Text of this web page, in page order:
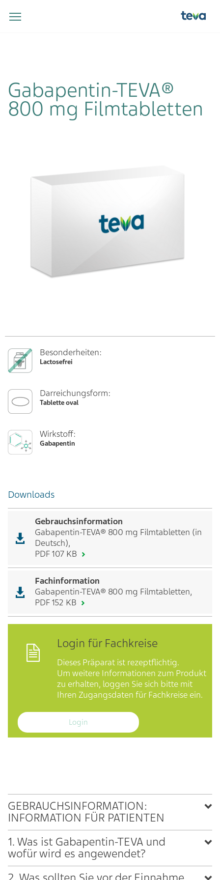
Gabapentin-TEVA®
800 mg Filmtabletten
Besonderheiten:
Lactosefrei
Darreichungsform:
Tablette oval
Wirkstoff:
Gabapentin
Downloads
Gebrauchsinformation
Gabapentin-TEVA® 800 mg Filmtabletten (in
Deutsch),
PDF 107 KB
Fachinformation
Gabapentin-TEVA® 800 mg Filmtabletten,
PDF 152 KB
Login für Fachkreise
Dieses Präparat ist rezeptflichtig.
Um weitere Informationen zum Produkt
zu erhalten, loggen Sie sich bitte mit
Ihren Zugangsdaten für Fachkreise ein.
Login
GEBRAUCHSINFORMATION:
INFORMATION FÜR PATIENTEN
1. Was ist Gabapentin-TEVA und
wofür wird es angewendet?